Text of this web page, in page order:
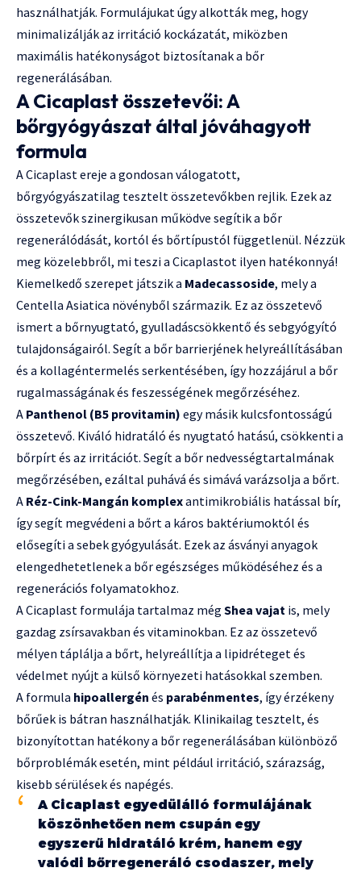
használhatják. Formulájukat úgy alkották meg, hogy
minimalizálják az irritáció kockázatát, miközben
maximális hatékonyságot biztosítanak a bőr
regenerálásában.
A Cicaplast összetevői: A
bőrgyógyászat által jóváhagyott
formula
A Cicaplast ereje a gondosan válogatott,
bőrgyógyászatilag tesztelt összetevőkben rejlik. Ezek az
összetevők szinergikusan működve segítik a bőr
regenerálódását, kortól és bőrtípustól függetlenül. Nézzük
meg közelebbről, mi teszi a Cicaplastot ilyen hatékonnyá!
Kiemelkedő szerepet játszik a Madecassoside, mely a
Centella Asiatica növényből származik. Ez az összetevő
ismert a bőrnyugtató, gyulladáscsökkentő és sebgyógyító
tulajdonságairól. Segít a bőr barrierjének helyreállításában
és a kollagéntermelés serkentésében, így hozzájárul a bőr
rugalmasságának és feszességének megőrzéséhez.
A Panthenol (B5 provitamin) egy másik kulcsfontosságú
összetevő. Kiváló hidratáló és nyugtató hatású, csökkenti a
bőrpírt és az irritációt. Segít a bőr nedvességtartalmának
megőrzésében, ezáltal puhává és simává varázsolja a bőrt.
A Réz-Cink-Mangán komplexantimikrobiális hatással bír,
így segít megvédeni a bőrt a káros baktériumoktól és
elősegíti a sebek gyógyulását. Ezek az ásványi anyagok
elengedhetetlenek a bőr egészséges működéséhez és a
regenerációs folyamatokhoz.
A Cicaplast formulája tartalmaz még Shea vajat is, mely
gazdag zsírsavakban és vitaminokban. Ez az összetevő
mélyen táplálja a bőrt, helyreállítja a lipidréteget és
védelmet nyújt a külső környezeti hatásokkal szemben.
A formula hipoallergén és parabénmentes, így érzékeny
bőrűek is bátran használhatják. Klinikailag tesztelt, és
bizonyítottan hatékony a bőr regenerálásában különböző
bőrproblémák esetén, mint például irritáció, szárazság,
kisebb sérülések és napégés.
A Cicaplast egyedülálló formulájának
köszönhetően nem csupán egy
egyszerű hidratáló krém, hanem egy
valódi bőrregeneráló csodaszer, mely